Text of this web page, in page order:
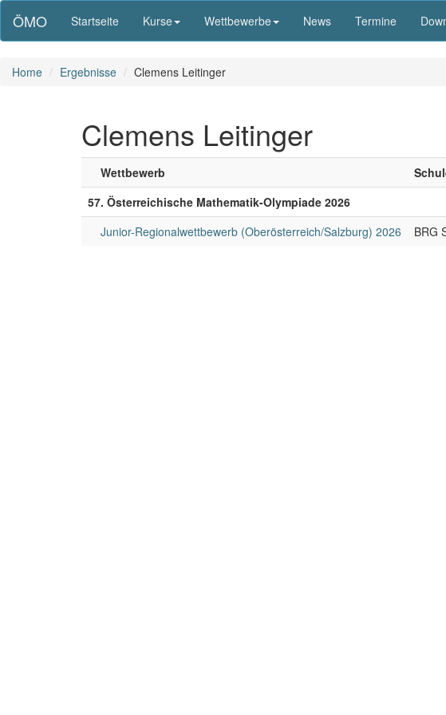
ÖMO Startseite Kurse Wettbewerbe News Termine
Home Ergebnisse Clemens Leitinger
Clemens Leitinger
Wettbewerb
57. Österreichische Mathematik-Olympiade 2026
Junior-Regionalwettbewerb (Oberösterreich/Salzburg) 2026
BRG